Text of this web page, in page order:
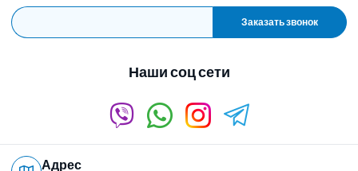
Заказать звонок
Наши соц сети
Адрес